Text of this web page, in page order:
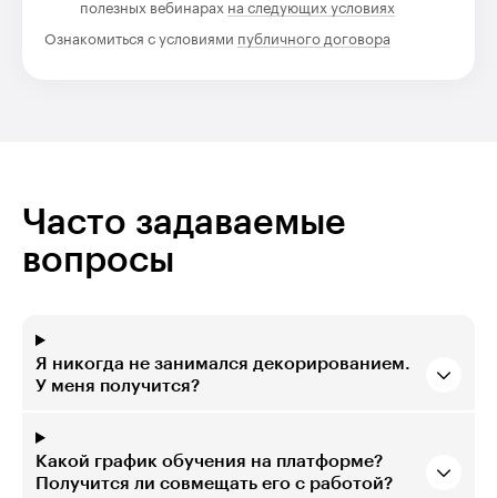
полезных вебинарах на следующих условиях
Ознакомиться с условиями публичного договора
Часто задаваемые
вопросы
Я никогда не занимался декорированием.
У меня получится?
Какой график обучения на платформе?
Получится ли совмещать его с работой?